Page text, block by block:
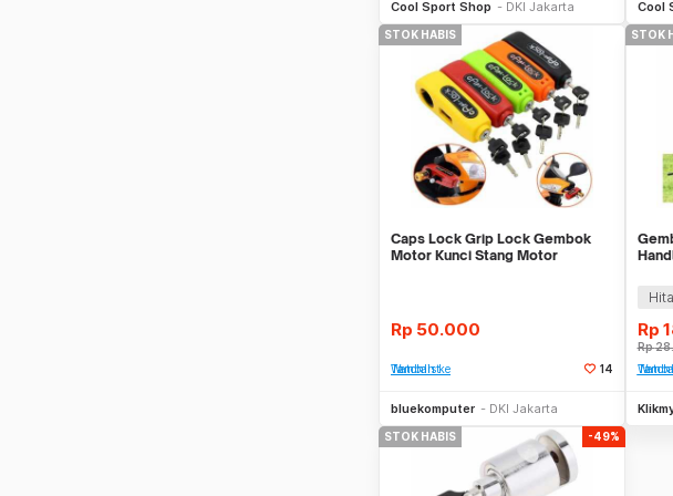
Cool Sport Shop DKI Jakarta Cool
STOK HABIS
Caps Lock Grip Lock Gembok
Motor Kunci Stang Motor
Rp 50.000
Tambah ke Watchlist 14
bluekomputer DKI Jakarta
STOK
Rp
Rp
Tambah ke
STOK HABIS -49%